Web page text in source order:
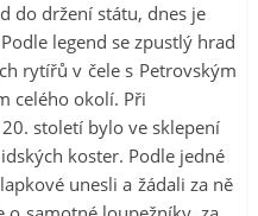
do držení státu, dnes je
legend se zpustlý hrad
rytířů v čele s Petrovským
celého okolí. Při
století bylo ve sklepení
koster. Podle jedné
unesli a žádali za ně